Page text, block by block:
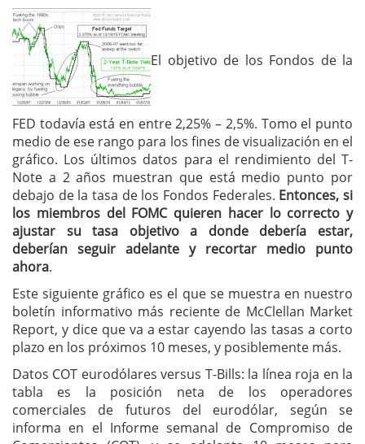
El objetivo de los Fondos de la
FED todavía está en entre 2,25% – 2,5%. Tomo el punto
medio de ese rango para los fines de visualización en el
gráfico. Los últimos datos para el rendimiento del T-
Note a 2 años muestran que está medio punto por
debajo de la tasa de los Fondos Federales. Entonces, si
los miembros del FOMC quieren hacer lo correcto y
ajustar su tasa objetivo a donde debería estar,
deberían seguir adelante y recortar medio punto
ahora.
Este siguiente gráfico es el que se muestra en nuestro
boletín informativo más reciente de McClellan Market
Report, y dice que va a estar cayendo las tasas a corto
plazo en los próximos 10 meses, y posiblemente más.
Datos COT eurodólares versus T-Bills: la línea roja en la
tabla es la posición neta de los operadores
comerciales de futuros del eurodólar, según se
informa en el Informe semanal de Compromiso de